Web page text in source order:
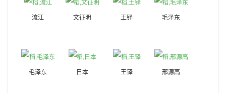
流江 文征明 王铎 毛泽东
毛泽东 日本 王铎 邢源高